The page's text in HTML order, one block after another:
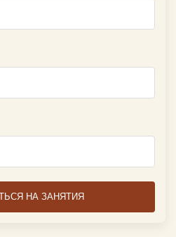
НА ЗАНЯТИЯ